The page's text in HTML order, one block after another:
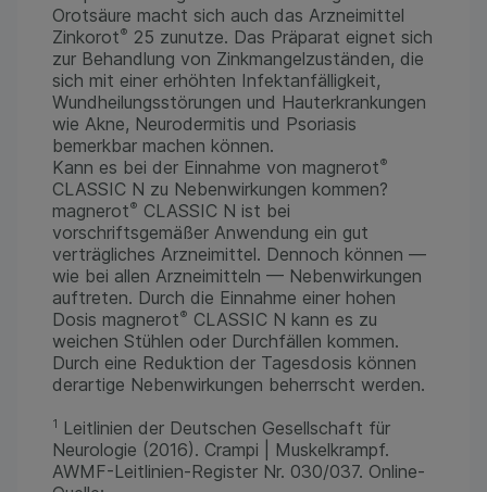
Orotsäure macht sich auch das Arzneimittel
Zinkorot® 25 zunutze. Das Präparat eignet sich
zur Behandlung von Zinkmangelzuständen, die
sich mit einer erhöhten Infektanfälligkeit,
Wundheilungsstörungen und Hauterkrankungen
wie Akne, Neurodermitis und Psoriasis
bemerkbar machen können.
Kann es bei der Einnahme von magnerot®
CLASSIC N zu Nebenwirkungen kommen?
magnerot® CLASSIC N ist bei
vorschriftsgemäßer Anwendung ein gut
verträgliches Arzneimittel. Dennoch können —
wie bei allen Arzneimitteln — Nebenwirkungen
auftreten. Durch die Einnahme einer hohen
Dosis magnerot® CLASSIC N kann es zu
weichen Stühlen oder Durchfällen kommen.
Durch eine Reduktion der Tagesdosis können
derartige Nebenwirkungen beherrscht werden.
1 Leitlinien der Deutschen Gesellschaft für
Neurologie (2016). Crampi | Muskelkrampf.
AWMF-Leitlinien-Register Nr. 030/037. Online-